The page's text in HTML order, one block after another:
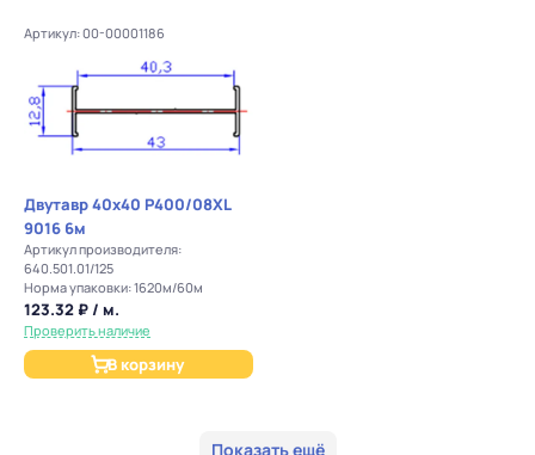
Артикул: 00-00001186
Двутавр 40х40 Р400/08ХL
9016 6м
Артикул производителя:
640.501.01/125
Норма упаковки: 1620м/60м
123.32 ₽ / м.
Проверить наличие
В корзину
Показать ещё